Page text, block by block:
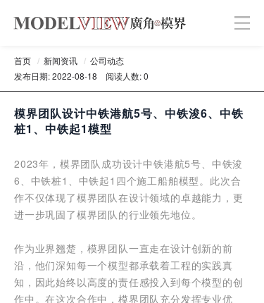
首页 / 新闻资讯 / 公司动态
发布日期: 2022-08-18
阅读人数: 0
模界团队设计中铁港航5号、中铁浚6、中铁
桩1、中铁起1模型
2023年，模界团队成功设计中铁港航5号、中铁浚
6、中铁桩1、中铁起1四个施工船舶模型。此次合
作不仅体现了模界团队在设计领域的卓越能力，更
进一步巩固了模界团队的行业领先地位。
作为业界翘楚，模界团队一直走在设计创新的前
沿，他们深知每一个模型都承载着工程的实践真
知，因此始终以高度的责任感投入到每个模型的创
作中。在这次合作中，模界团队充分发挥专业优